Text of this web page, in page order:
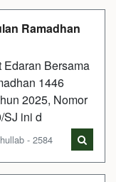
Ramadhan
Edaran Bersama
1446
2025, Nomor
SJ ini d
- 2584